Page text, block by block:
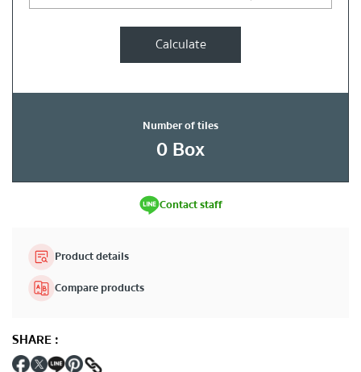
Calculate
Number of tiles
0Box
Contact staff
Product details
Compare products
SHARE: